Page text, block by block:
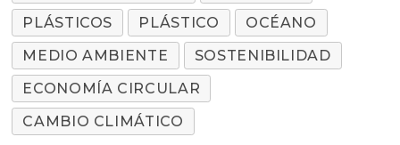
PLÁSTICOS
PLÁSTICO
OCÉANO
MEDIO AMBIENTE
SOSTENIBILIDAD
ECONOMÍA CIRCULAR
CAMBIO CLIMÁTICO